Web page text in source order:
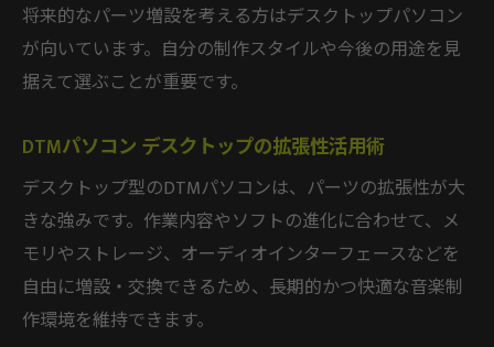
将来的なパーツ増設を考える方はデスクトップパソコン
が向いています。自分の制作スタイルや今後の用途を見
据えて選ぶことが重要です。
DTMパソコン デスクトップの拡張性活用術
デスクトップ型のDTMパソコンは、パーツの拡張性が大
きな強みです。作業内容やソフトの進化に合わせて、メ
モリやストレージ、オーディオインターフェースなどを
自由に増設・交換できるため、長期的かつ快適な音楽制
作環境を維持できます。